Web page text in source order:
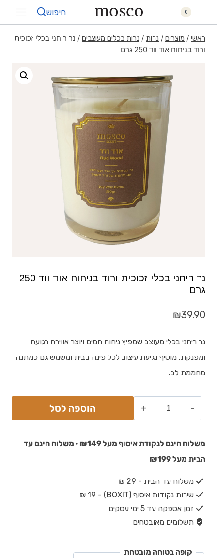
0 חיפוש
ראשי / מוצרים / נרות / נרות בכלים מעוצבים / נר ריחני בכלי זכוכית
ורוד בניחוח אוד ווד 250 גרם
נר ריחני בכלי זכוכית ורוד בניחוח אוד ווד 250
גרם
₪39.90
נר ריחני בכלי מעוצב שמפיץ ניחוח חמים ויוצר אווירה רגועה
ומפנקת. מוסיף נגיעת עיצוב לכל פינה בבית ומשמש גם כמתנה
מחממת לב.
הוספה לסל
משלוח חינם לנקודת איסוף מעל ₪149 · משלוח חינם עד
הבית מעל ₪199
משלוח עד הבית - 29 ₪
שירות נקודות איסוף (BOXIT) - 19 ₪
זמן אספקה עד 5 ימי עסקים
תשלומים מאובטחים
קופה בטוחה מובטחת